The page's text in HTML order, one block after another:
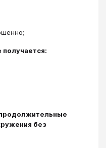
получается:
без